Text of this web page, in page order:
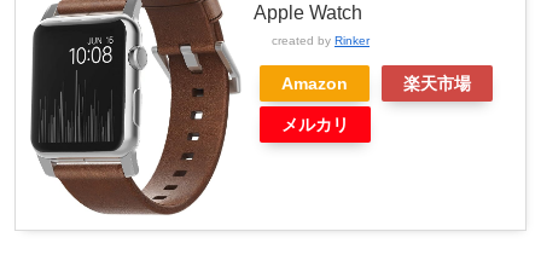
Apple Watch
created by Rinker
Amazon 楽天市場
メルカリ